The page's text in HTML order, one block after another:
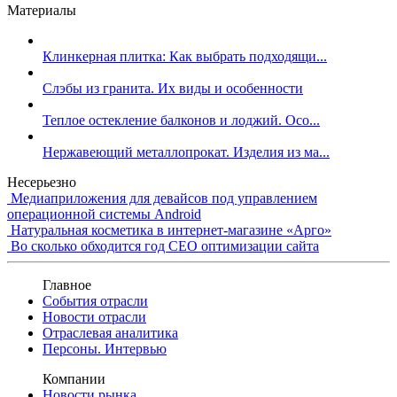
Материалы
Клинкерная плитка: Как выбрать подходящи...
Слэбы из гранита. Их виды и особенности
Теплое остекление балконов и лоджий. Осо...
Нержавеющий металлопрокат. Изделия из ма...
Несерьезно
Медиаприложения для девайсов под управлением
операционной системы Android
Натуральная косметика в интернет-магазине «Арго»
Во сколько обходится год СЕО оптимизации сайта
Главное
События отрасли
Новости отрасли
Отраслевая аналитика
Персоны. Интервью
Компании